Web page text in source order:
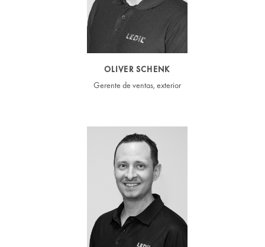
OLIVER SCHENK
Gerente de ventas, exterior